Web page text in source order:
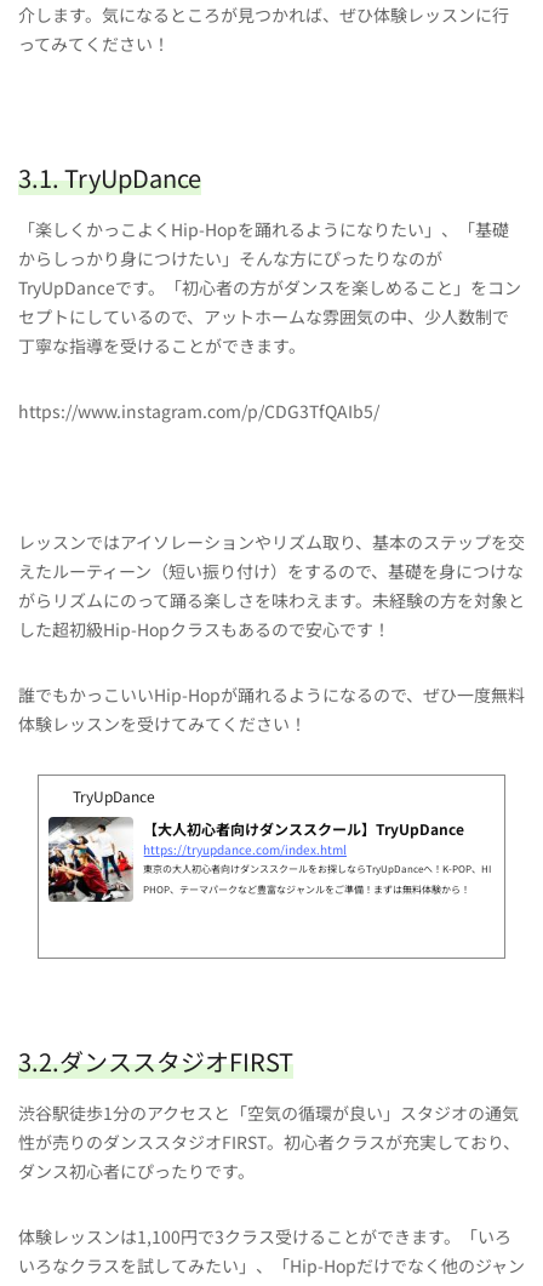
介します。気になるところが見つかれば、ぜひ体験レッスンに行
ってみてください！
3.1. TryUpDance
「楽しくかっこよくHip-Hopを踊れるようになりたい」、「基礎
からしっかり身につけたい」そんな方にぴったりなのが
TryUpDanceです。「初心者の方がダンスを楽しめること」をコン
セプトにしているので、アットホームな雰囲気の中、少人数制で
丁寧な指導を受けることができます。
https://www.instagram.com/p/CDG3TfQAIb5/
レッスンではアイソレーションやリズム取り、基本のステップを交
えたルーティーン（短い振り付け）をするので、基礎を身につけな
がらリズムにのって踊る楽しさを味わえます。未経験の方を対象と
した超初級Hip-Hopクラスもあるので安心です！
誰でもかっこいいHip-Hopが踊れるようになるので、ぜひ一度無料
体験レッスンを受けてみてください！
TryUpDance
【大人初心者向けダンススクール】TryUpDance
https://tryupdance.com/index.html
東京の大人初心者向けダンススクールをお探しならTryUpDanceへ！K-POP、HI
PHOP、テーマパークなど豊富なジャンルをご準備！まずは無料体験から！
3.2.ダンススタジオFIRST
渋谷駅徒歩1分のアクセスと「空気の循環が良い」スタジオの通気
性が売りのダンススタジオFIRST。初心者クラスが充実しており、
ダンス初心者にぴったりです。
体験レッスンは1,100円で3クラス受けることができます。「いろ
いろなクラスを試してみたい」、「Hip-Hopだけでなく他のジャン